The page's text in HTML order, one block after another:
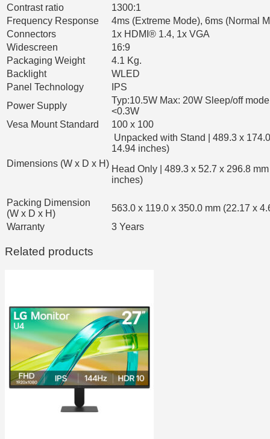
Contrast ratio
1300:1
Frequency Response
4ms (Extreme Mode), 6ms (Normal
Connectors
1x HDMI® 1.4, 1x VGA
Widescreen
16:9
Packaging Weight
4.1 Kg.
Backlight
WLED
Panel Technology
IPS
Power Supply
Typ:10.5W Max: 20W Sleep/off
<0.3W
Vesa Mount Standard
100 x 100
Dimensions (W x D x H)
Unpacked with Stand | 489.3 x
14.94 inches)
Head Only | 489.3 x 52.7 x 296.8
inches)
Packing Dimension
(W x D x H)
563.0 x 119.0 x 350.0 mm (22.17 x
Warranty
3 Years
Related products